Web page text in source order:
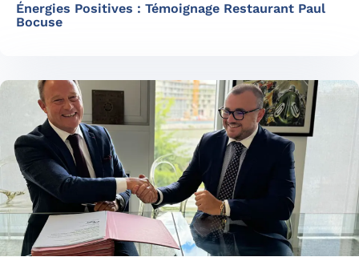
Énergies Positives : Témoignage Restaurant Paul
Bocuse